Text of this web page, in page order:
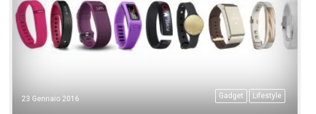
Gadget Lifestyle
23 Gennaio 2016